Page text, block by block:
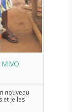
nouveau
et je les